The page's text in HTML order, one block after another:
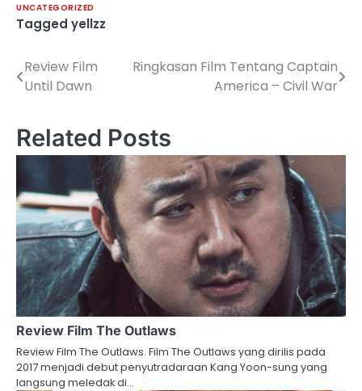
UNCATEGORIZED
Tagged yellzz
Post
Review Film
Until Dawn
Ringkasan Film Tentang Captain
America – Civil War
Related Posts
Review Film The Outlaws
Review Film The Outlaws. Film The Outlaws yang dirilis pada
2017 menjadi debut penyutradaraan Kang Yoon-sung yang
langsung meledak di…